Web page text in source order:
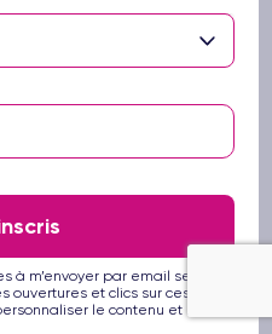
permet d’annuler votre
(Maladie,
votre départ.
Rapatriement vous
voyage, avec prise
hôteliers et de
couvre dès la
et inclut, en plus de la
hôteliers et de
de votre voyage
accident, décès,
à m’envoyer par email ses
ouvertures et clics sur ces
le contenu et la